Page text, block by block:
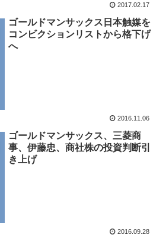
2017.02.17
ゴールドマンサックス日本触媒を
コンビクションリストから格下げ
へ
2016.11.06
ゴールドマンサックス、三菱商
事、伊藤忠、商社株の投資判断引
き上げ
2016.09.28